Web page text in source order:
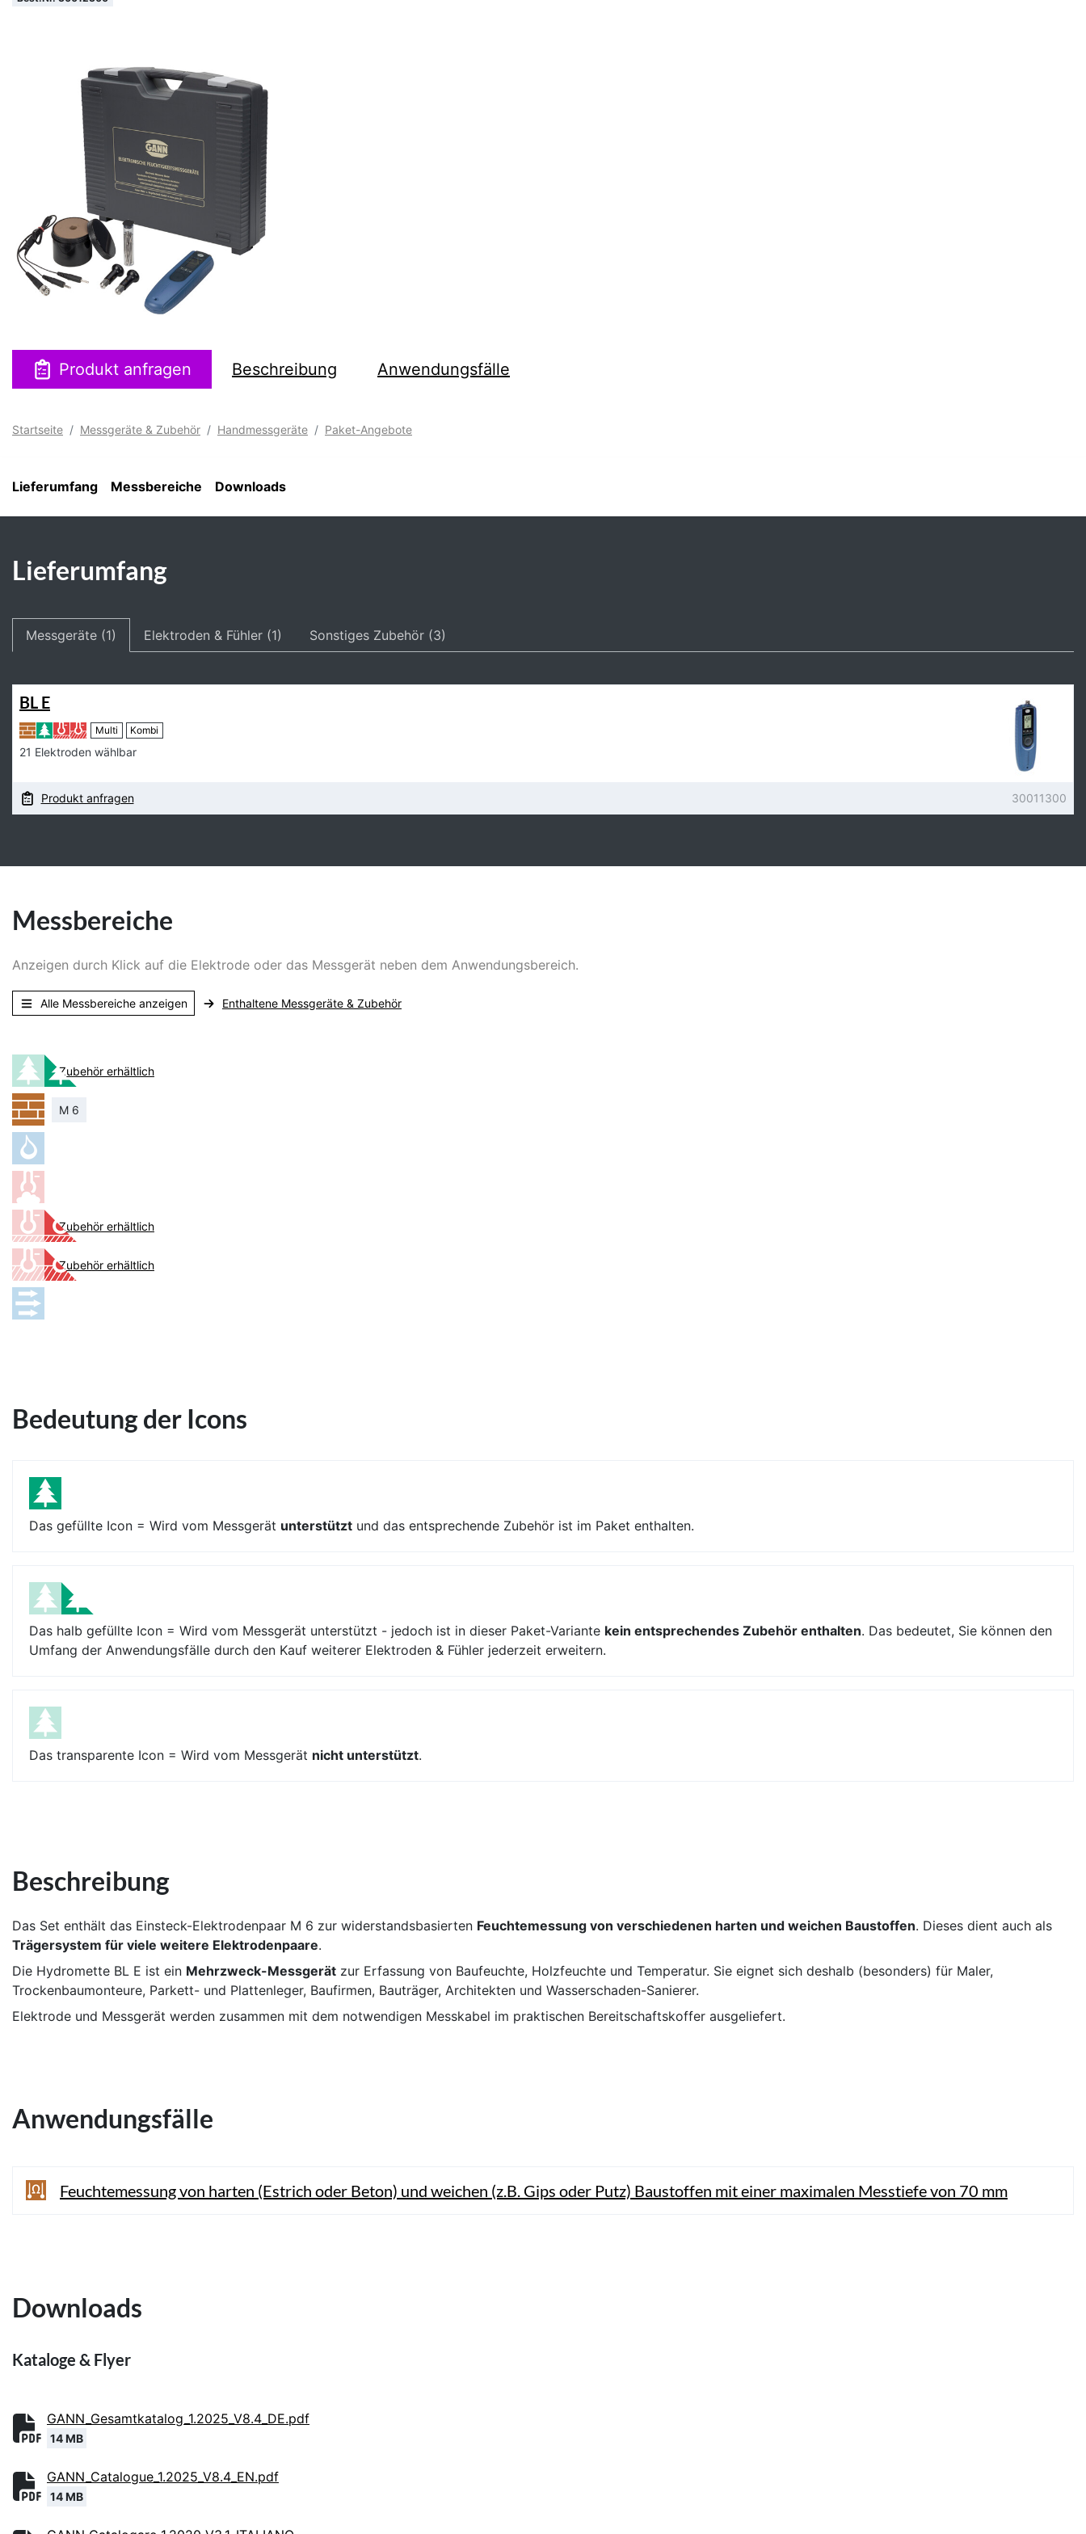
Produkt anfragen Beschreibung Anwendungsfälle
Startseite Messgeräte & Zubehör Handmessgeräte Paket-Angebote
Lieferumfang Messbereiche Downloads
Lieferumfang
Messgeräte (1) Elektroden & Fühler (1) Sonstiges Zubehör (3)
BL E
Multi Kombi
21 Elektroden wählbar
Produkt anfragen 30011300
Messbereiche
Anzeigen durch Klick auf die Elektrode oder das Messgerät neben dem Anwendungsbereich.
Alle Messbereiche anzeigen Enthaltene Messgeräte & Zubehör
Zubehör erhältlich
M 6
Zubehör erhältlich
Zubehör erhältlich
Bedeutung der Icons
Das gefüllte Icon = Wird vom Messgerät unterstützt und das entsprechende Zubehör ist im Paket enthalten.
Das halb gefüllte Icon = Wird vom Messgerät unterstützt - jedoch ist in dieser Paket-Variante kein entsprechendes Zubehör enthalten. Das bedeutet, Sie können den
Umfang der Anwendungsfälle durch den Kauf weiterer Elektroden & Fühler jederzeit erweitern.
Das transparente Icon = Wird vom Messgerät nicht unterstützt.
Beschreibung
Das Set enthält das Einsteck-Elektrodenpaar M 6 zur widerstandsbasierten Feuchtemessung von verschiedenen harten und weichen Baustoffen. Dieses dient auch als
Trägersystem für viele weitere Elektrodenpaare.
Die Hydromette BL E ist ein Mehrzweck-Messgerät zur Erfassung von Baufeuchte, Holzfeuchte und Temperatur. Sie eignet sich deshalb (besonders) für Maler,
Trockenbaumonteure, Parkett- und Plattenleger, Baufirmen, Bauträger, Architekten und Wasserschaden-Sanierer.
Elektrode und Messgerät werden zusammen mit dem notwendigen Messkabel im praktischen Bereitschaftskoffer ausgeliefert.
Anwendungsfälle
Feuchtemessung von harten (Estrich oder Beton) und weichen (z.B. Gips oder Putz) Baustoffen mit einer maximalen Messtiefe von 70 mm
Downloads
Kataloge & Flyer
GANN_Gesamtkatalog_1.2025_V8.4_DE.pdf
14 MB
GANN_Catalogue_1.2025_V8.4_EN.pdf
14 MB